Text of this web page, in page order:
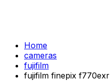
Home
cameras
fujifilm
fujifilm finepix f770exr